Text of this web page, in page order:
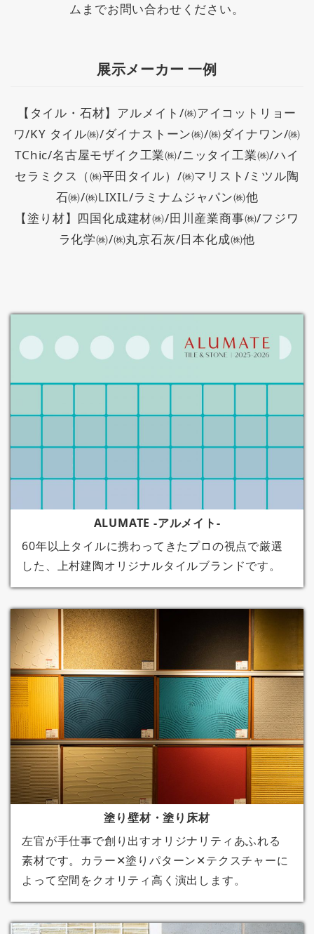
ムまでお問い合わせください。
展示メーカー 一例
【タイル・石材】アルメイト/㈱アイコットリョー
ワ/KY タイル㈱/ダイナストーン㈱/㈱ダイナワン/㈱
TChic/名古屋モザイク工業㈱/ニッタイ工業㈱/ハイ
セラミクス（㈱平田タイル）/㈱マリスト/ミツル陶
石㈱/㈱LIXIL/ラミナムジャパン㈱他
【塗り材】四国化成建材㈱/田川産業商事㈱/フジワ
ラ化学㈱/㈱丸京石灰/日本化成㈱他
ALUMATE -アルメイト-
60年以上タイルに携わってきたプロの視点で厳選
した、上村建陶オリジナルタイルブランドです。
塗り壁材・塗り床材
左官が手仕事で創り出すオリジナリティあふれる
素材です。カラー✕塗りパターン✕テクスチャーに
よって空間をクオリティ高く演出します。